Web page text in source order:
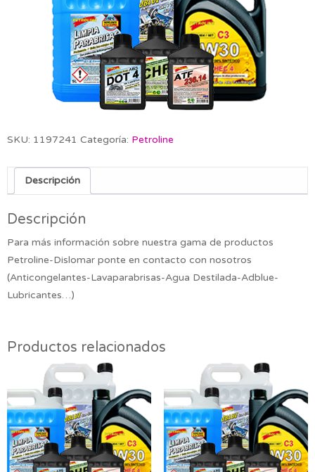
SKU: 1197241 Categoría: Petroline
Descripción
Descripción
Para más información sobre nuestra gama de productos
Petroline-Dislomar ponte en contacto con nosotros
(Anticongelantes-Lavaparabrisas-Agua Destilada-Adblue-
Lubricantes…)
Productos relacionados